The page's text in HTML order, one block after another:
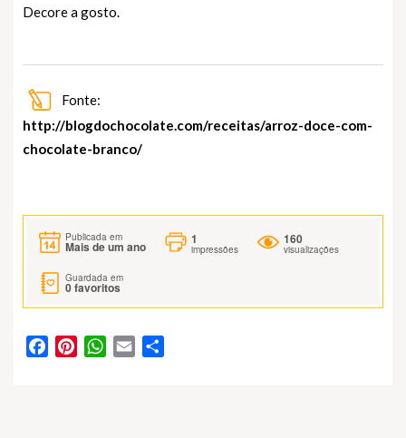
Decore a gosto.
Fonte:
http://blogdochocolate.com/receitas/arroz-doce-com-
chocolate-branco/
Publicada em
Mais de um ano
1
impressões
160
visualizações
Guardada em
0favoritos
FacebookPinterestWhatsApp
Email